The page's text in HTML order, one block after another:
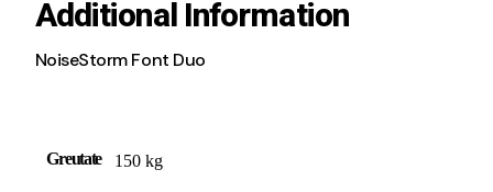
Greutate 150 kg